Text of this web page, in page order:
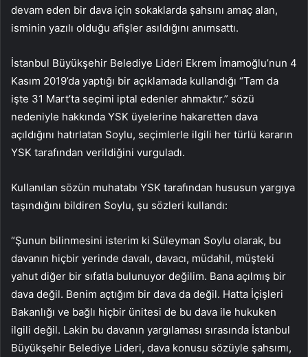
devam eden bir dava için sokaklarda şahsını amaç alan,
isminin yazılı olduğu afişler asıldığını anımsattı.
İstanbul Büyükşehir Belediye Lideri Ekrem İmamoğlu’nun 4
Kasım 2019’da yaptığı bir açıklamada kullandığı “Tam da
işte 31 Mart’ta seçimi iptal edenler ahmaktır.” sözü
nedeniyle hakkında YSK üyelerine hakaretten dava
açıldığını hatırlatan Soylu, seçimlerle ilgili her türlü kararın
YSK tarafından verildiğini vurguladı.
Kullanılan sözün muhatabı YSK tarafından hususun yargıya
taşındığını bildiren Soylu, şu sözleri kullandı:
“Şunun bilinmesini isterim ki Süleyman Soylu olarak, bu
davanın hiçbir yerinde davalı, davacı, müdahil, müşteki
yahut diğer bir sıfatla bulunuyor değilim. Bana açılmış bir
dava değil. Benim açtığım bir dava da değil. Hatta İçişleri
Bakanlığı ve bağlı hiçbir ünitesi de bu dava ile hukuken
ilgili değil. Lakin bu davanın yargılaması sırasında İstanbul
Büyükşehir Belediye Lideri, dava konusu sözüyle şahsımı,